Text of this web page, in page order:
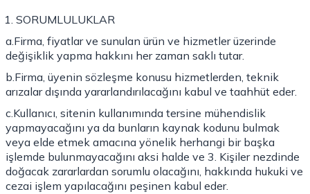
SORUMLULUKLAR
a.Firma, fiyatlar ve sunulan ürün ve hizmetler üzerinde
değişiklik yapma hakkını her zaman saklı tutar.
b.Firma, üyenin sözleşme konusu hizmetlerden, teknik
arızalar dışında yararlandırılacağını kabul ve taahhüt eder.
c.Kullanıcı, sitenin kullanımında tersine mühendislik
yapmayacağını ya da bunların kaynak kodunu bulmak
veya elde etmek amacına yönelik herhangi bir başka
işlemde bulunmayacağını aksi halde ve 3. Kişiler nezdinde
doğacak zararlardan sorumlu olacağını, hakkında hukuki ve
cezai işlem yapılacağını peşinen kabul eder.